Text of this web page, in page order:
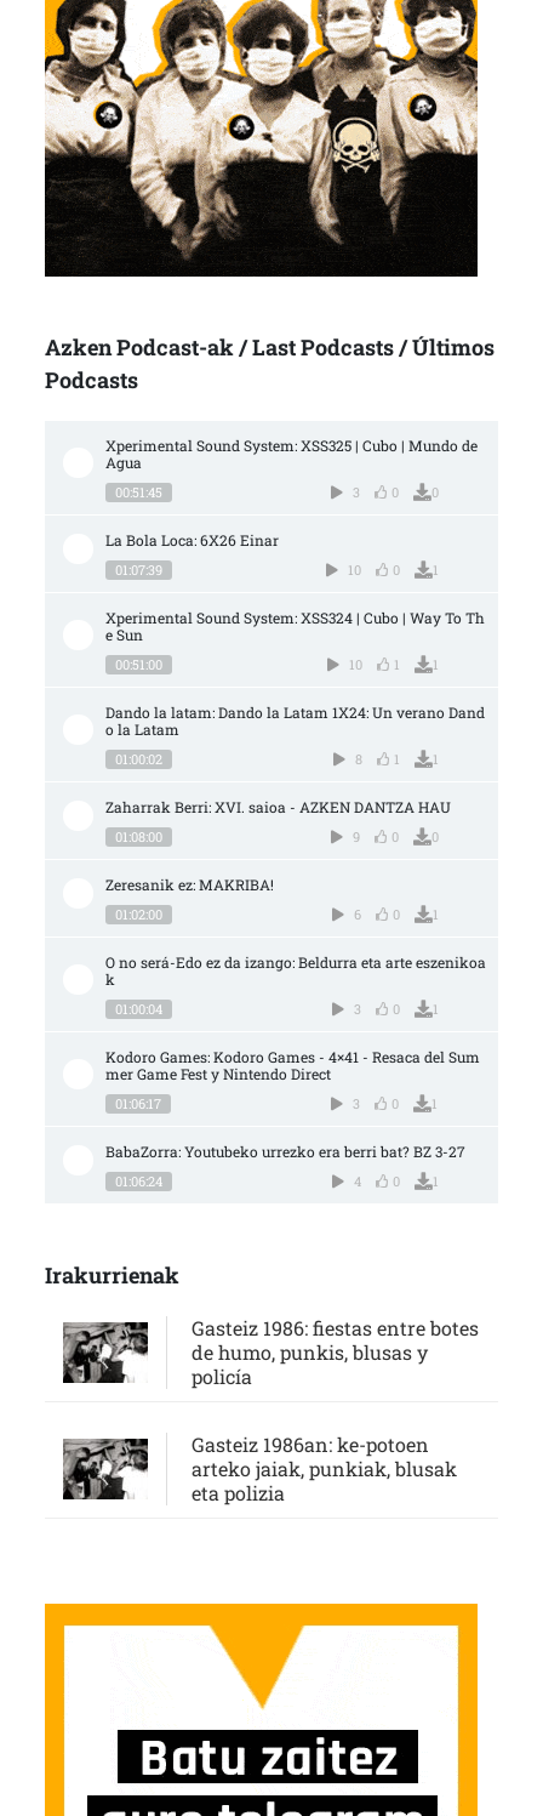
Azken Podcast-ak / Last Podcasts / Últimos
Podcasts
Xperimental Sound System: XSS325 | Cubo | Mundo de
Agua
00:51:45 3 0 0
La Bola Loca: 6X26 Einar
01:07:39 10 0 1
Xperimental Sound System: XSS324 | Cubo | Way To Th
e Sun
00:51:00 10 1 1
Dando la latam: Dando la Latam 1X24: Un verano Dand
o la Latam
01:00:02 8 1 1
Zaharrak Berri: XVI. saioa - AZKEN DANTZA HAU
01:08:00 9 0 0
Zeresanik ez: MAKRIBA!
01:02:00 6 0 1
O no será-Edo ez da izango: Beldurra eta arte eszenikoa
k
01:00:04 3 0 1
Kodoro Games: Kodoro Games - 4×41 - Resaca del Sum
mer Game Fest y Nintendo Direct
01:06:17 3 0 1
BabaZorra: Youtubeko urrezko era berri bat? BZ 3-27
01:06:24 4 0 1
Irakurrienak
Gasteiz 1986: fiestas entre botes
de humo, punkis, blusas y
policía
Gasteiz 1986an: ke-potoen
arteko jaiak, punkiak, blusak
eta polizia